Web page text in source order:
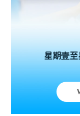
星期壹